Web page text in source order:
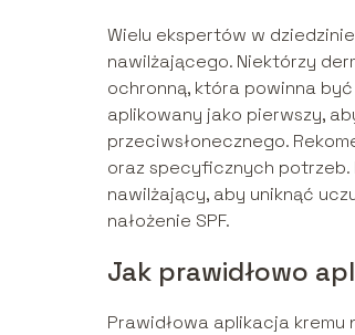
Wielu ekspertów w
nawilżającego. Niektórzy
ochronną, która powinna
aplikowany jako pierwszy,
przeciwsłonecznego.
oraz specyficznych potrzeb.
nawilżający, aby uniknąć
nałożenie SPF.
Jak prawidłowo
Prawidłowa aplikacja